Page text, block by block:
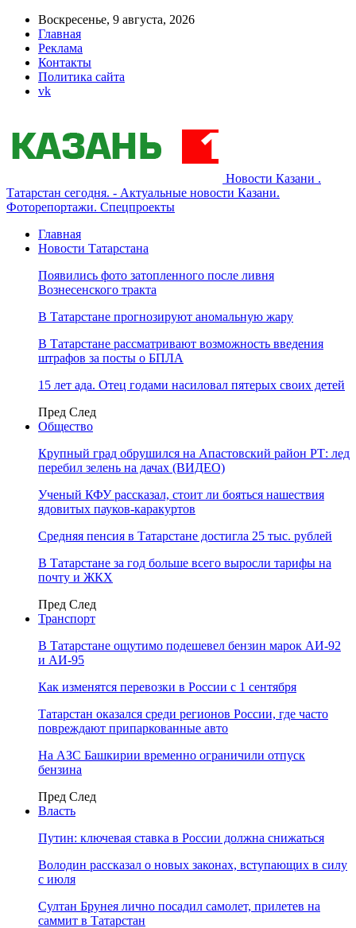
Воскресенье, 9 августа, 2026
Главная
Реклама
Контакты
Политика сайта
vk
Новости Казани .
Татарстан сегодня. - Актуальные новости Казани.
Фоторепортажи. Спецпроекты
Главная
Новости Татарстана
Появились фото затопленного после ливня
Вознесенского тракта
В Татарстане прогнозируют аномальную жару
В Татарстане рассматривают возможность введения
штрафов за посты о БПЛА
15 лет ада. Отец годами насиловал пятерых своих детей
Пред След
Общество
Крупный град обрушился на Апастовский район РТ: лед
перебил зелень на дачах (ВИДЕО)
Ученый КФУ рассказал, стоит ли бояться нашествия
ядовитых пауков-каракуртов
Средняя пенсия в Татарстане достигла 25 тыс. рублей
В Татарстане за год больше всего выросли тарифы на
почту и ЖКХ
Пред След
Транспорт
В Татарстане ощутимо подешевел бензин марок АИ-92
и АИ-95
Как изменятся перевозки в России с 1 сентября
Татарстан оказался среди регионов России, где часто
повреждают припаркованные авто
На АЗС Башкирии временно ограничили отпуск
бензина
Пред След
Власть
Путин: ключевая ставка в России должна снижаться
Володин рассказал о новых законах, вступающих в силу
с июля
Султан Брунея лично посадил самолет, прилетев на
саммит в Татарстан